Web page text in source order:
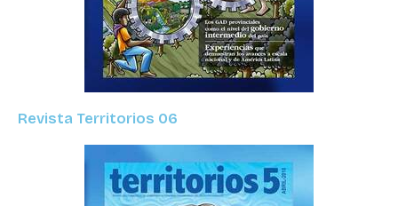
Revista Territorios 06